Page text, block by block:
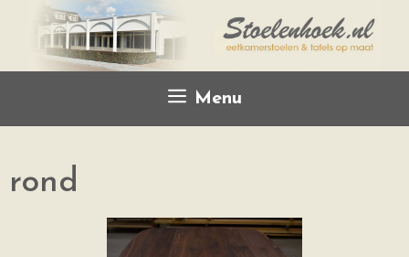
Menu
rond